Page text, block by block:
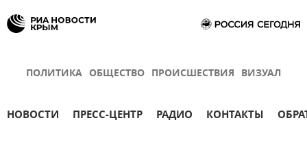
ПОЛИТИКА ОБЩЕСТВО ПРОИСШЕСТВИЯ ВИЗУАЛ
НОВОСТИ ПРЕСС-ЦЕНТР РАДИО КОНТАКТЫ